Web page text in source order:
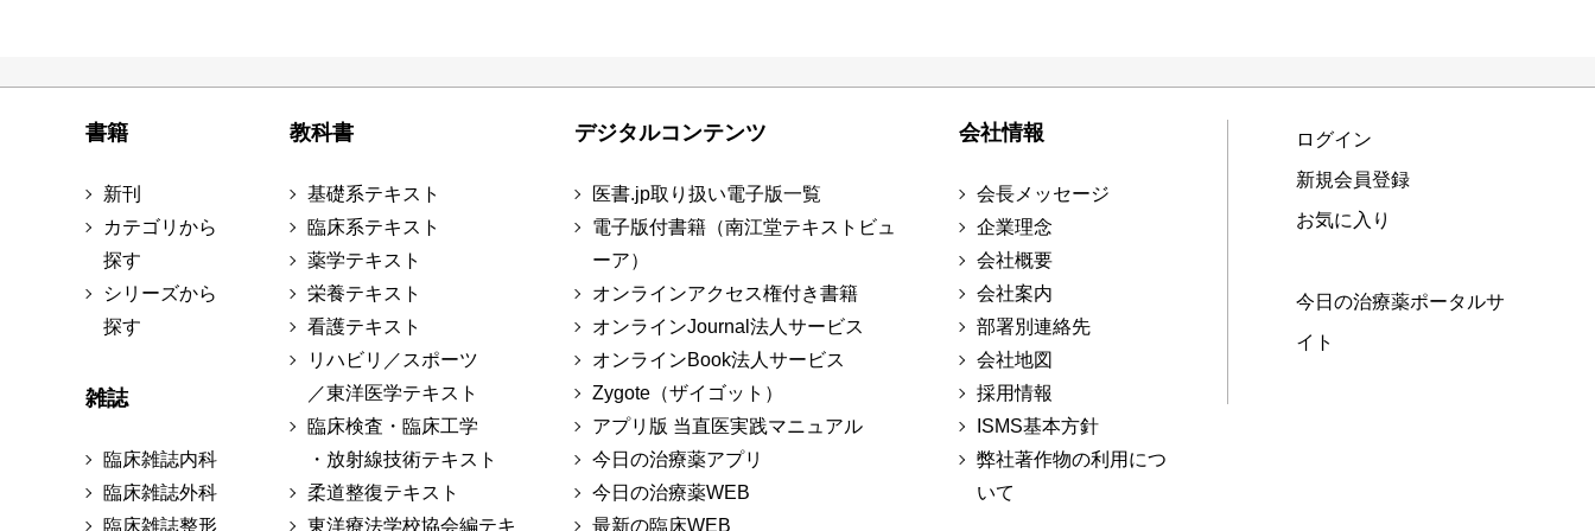
書籍
新刊
カテゴリから
探す
シリーズから
探す
雑誌
臨床雑誌内科
臨床雑誌外科
臨床雑誌整形
教科書
基礎系テキスト
臨床系テキスト
薬学テキスト
栄養テキスト
看護テキスト
リハビリ／スポーツ
／東洋医学テキスト
臨床検査・臨床工学
・放射線技術テキスト
柔道整復テキスト
東洋療法学校協会編テキ
デジタルコンテンツ
医書.jp取り扱い電子版一覧
電子版付書籍（南江堂テキストビュ
ーア）
オンラインアクセス権付き書籍
オンラインJournal法人サービス
オンラインBook法人サービス
Zygote（ザイゴット）
アプリ版 当直医実践マニュアル
今日の治療薬アプリ
今日の治療薬WEB
最新の臨床WEB
会社情報
会長メッセージ
企業理念
会社概要
会社案内
部署別連絡先
会社地図
採用情報
ISMS基本方針
弊社著作物の利用につ
いて
ログイン
新規会員登録
お気に入り
今日の治療薬ポータルサ
イト